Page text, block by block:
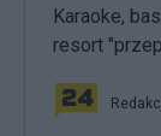
Karaoke,
resort